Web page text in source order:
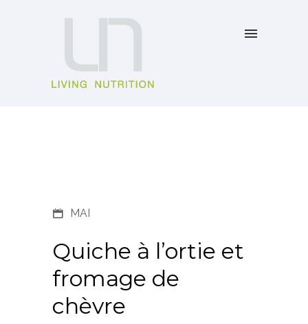
MAI
Quiche à l’ortie et
fromage de
chèvre